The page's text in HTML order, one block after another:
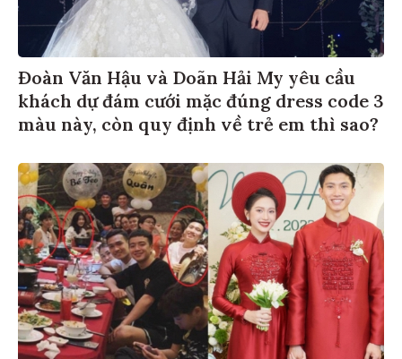
Đoàn Văn Hậu và Doãn Hải My yêu cầu
khách dự đám cưới mặc đúng dress code 3
màu này, còn quy định về trẻ em thì sao?